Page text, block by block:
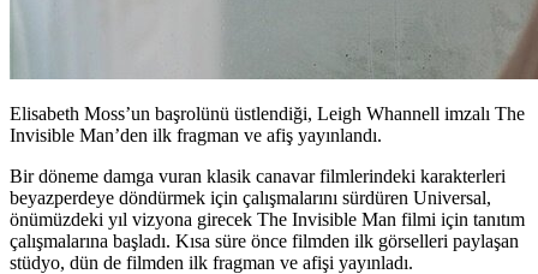
Elisabeth Moss’un başrolünü üstlendiği, Leigh Whannell imzalı The
Invisible Man’den ilk fragman ve afiş yayınlandı.
Bir döneme damga vuran klasik canavar filmlerindeki karakterleri
beyazperdeye döndürmek için çalışmalarını sürdüren Universal,
önümüzdeki yıl vizyona girecek The Invisible Man filmi için tanıtım
çalışmalarına başladı. Kısa süre önce filmden ilk görselleri paylaşan
stüdyo, dün de filmden ilk fragman ve afişi yayınladı.